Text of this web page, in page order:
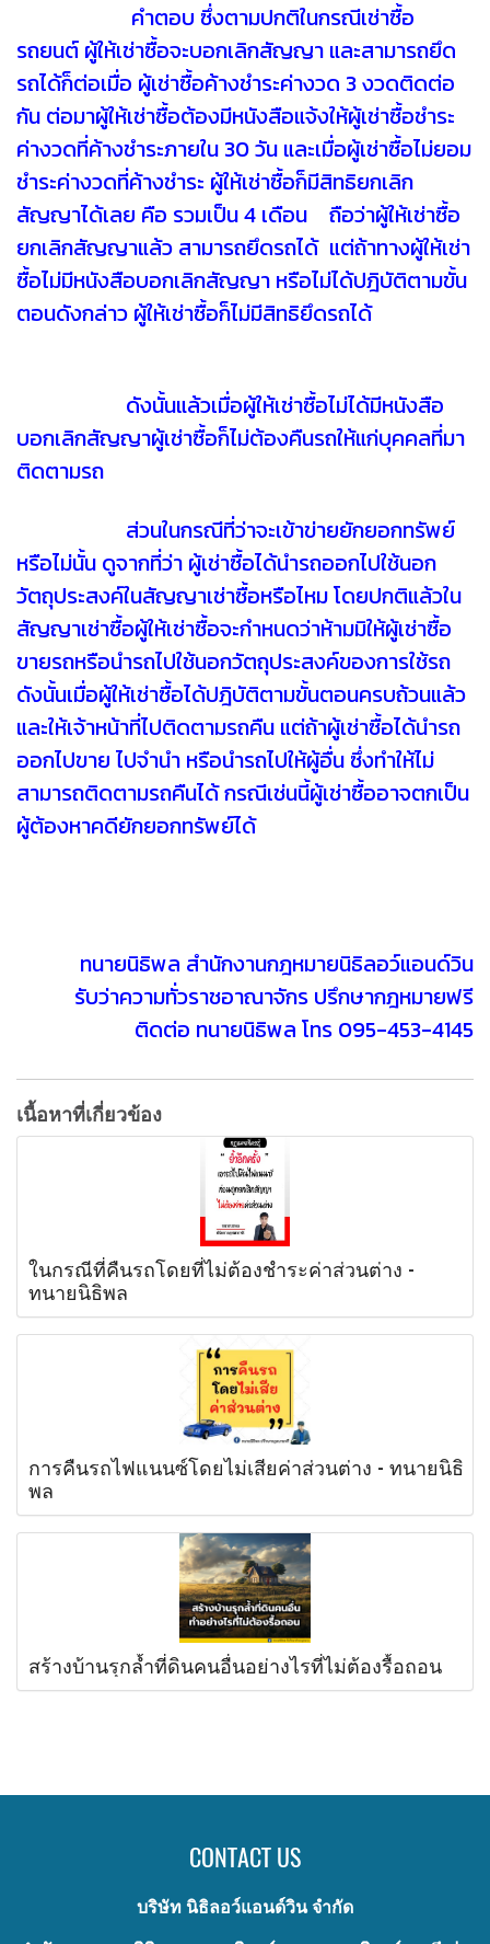
คำตอบ ซึ่งตามปกติในกรณีเช่าซื้อ
รถยนต์ ผู้ให้เช่าซื้อจะบอกเลิกสัญญา และสามารถยึด
รถได้ก็ต่อเมื่อ ผู้เช่าซื้อค้างชำระค่างวด 3 งวดติดต่อ
กัน ต่อมาผู้ให้เช่าซื้อต้องมีหนังสือแจ้งให้ผู้เช่าซื้อชำระ
ค่างวดที่ค้างชำระภายใน 30 วัน และเมื่อผู้เช่าซื้อไม่ยอม
ชำระค่างวดที่ค้างชำระ ผู้ให้เช่าซื้อก็มีสิทธิยกเลิก
สัญญาได้เลย คือ รวมเป็น 4 เดือน ถือว่าผู้ให้เช่าซื้อ
ยกเลิกสัญญาแล้ว สามารถยึดรถได้ แต่ถ้าทางผู้ให้เช่า
ซื้อไม่มีหนังสือบอกเลิกสัญญา หรือไม่ได้ปฎิบัติตามขั้น
ตอนดังกล่าว ผู้ให้เช่าซื้อก็ไม่มีสิทธิยึดรถได้
ดังนั้นแล้วเมื่อผู้ให้เช่าซื้อไม่ได้มีหนังสือ
บอกเลิกสัญญาผู้เช่าซื้อก็ไม่ต้องคืนรถให้แก่บุคคลที่มา
ติดตามรถ
ส่วนในกรณีที่ว่าจะเข้าข่ายยักยอกทรัพย์
หรือไม่นั้น ดูจากที่ว่า ผู้เช่าซื้อได้นำรถออกไปใช้นอก
วัตถุประสงค์ในสัญญาเช่าซื้อหรือไหม โดยปกติแล้วใน
สัญญาเช่าซื้อผู้ให้เช่าซื้อจะกำหนดว่าห้ามมิให้ผู้เช่าซื้อ
ขายรถหรือนำรถไปใช้นอกวัตถุประสงค์ของการใช้รถ
ดังนั้นเมื่อผู้ให้เช่าซื้อได้ปฎิบัติตามขั้นตอนครบถ้วนแล้ว
และให้เจ้าหน้าที่ไปติดตามรถคืน แต่ถ้าผู้เช่าซื้อได้นำรถ
ออกไปขาย ไปจำนำ หรือนำรถไปให้ผู้อื่น ซึ่งทำให้ไม่
สามารถติดตามรถคืนได้ กรณีเช่นนี้ผู้เช่าซื้ออาจตกเป็น
ผู้ต้องหาคดียักยอกทรัพย์ได้
ทนายนิธิพล สำนักงานกฎหมายนิธิลอว์แอนด์วิน
รับว่าความทั่วราชอาณาจักร ปรึกษากฎหมายฟรี
ติดต่อ ทนายนิธิพล โทร 095-453-4145
เนื้อหาที่เกี่ยวข้อง
ในกรณีที่คืนรถโดยที่ไม่ต้องชำระค่าส่วนต่าง -
ทนายนิธิพล
การคืนรถไฟแนนซ์โดยไม่เสียค่าส่วนต่าง - ทนายนิธิ
พล
สร้างบ้านรุกล้ำที่ดินคนอื่นอย่างไรที่ไม่ต้องรื้อถอน
CONTACT US
บริษัท นิธิลอว์แอนด์วิน จำกัด